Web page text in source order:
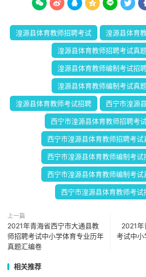
     
湟源县体育教师招聘考试 湟源县体育
湟源县体育教师招聘考试真
湟源县体育教师编制考试招
湟源县体育教师编制考试真
湟源县体育教师考试招聘 西宁市湟源
西宁市湟源县体育教师招聘考
西宁市湟源县体育教师招聘考试
西宁市湟源县体育教师编制考试
西宁市湟源县体育教师编制考试
西宁市湟源县体育教师考试
上一篇
2021年青海省西宁市大通县教
师招聘考试中小学体育专业历年
真题汇编卷
2021年
考试中小
相关推荐